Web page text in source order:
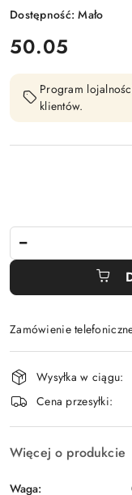
Dostępność:Mało
cena:
50.05
Program
klientów.
Zamówienie
Dostępność
i
dostawa
Wysyłka w ciągu:
Cena przesyłki:
Więcej o produkcie
Waga: